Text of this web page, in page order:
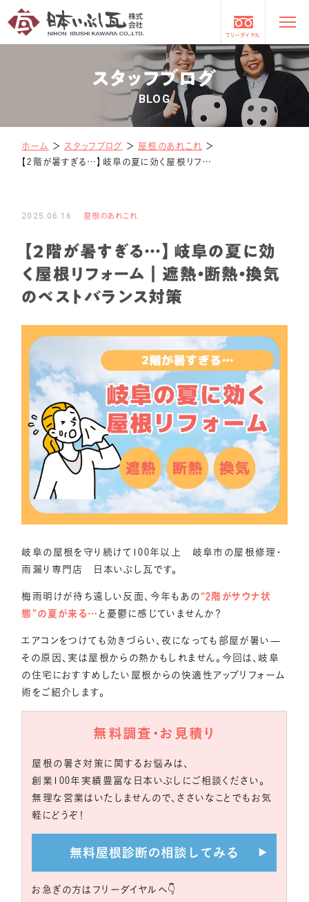
フリーダイヤル
スタッフブログ
BLOG
ホーム ＞ スタッフブログ ＞ 屋根のあれこれ
＞
【2階が暑すぎる…】岐阜の夏に効く屋根リフォーム｜遮熱・断熱・換気のベストバランス対策
2025.06.16 屋根のあれこれ
【2階が暑すぎる…】岐阜の夏に効
く屋根リフォーム｜遮熱・断熱・換気
のベストバランス対策
岐阜の屋根を守り続けて100年以上 岐阜市の屋根修理・
雨漏り専門店 日本いぶし瓦です。
梅雨明けが待ち遠しい反面、今年もあの“2階がサウナ状
態”の夏が来る… と憂鬱に感じていませんか？
エアコンをつけても効きづらい、夜になっても部屋が暑い—
その原因、実は屋根からの熱かもしれません。今回は、岐阜
の住宅におすすめしたい屋根からの快適性アップリフォーム
術をご紹介します。
無料調査・お見積り
屋根の暑さ対策に関するお悩みは、
創業100年実績豊富な日本いぶしにご相談ください。
無理な営業はいたしませんので、ささいなことでもお気
軽にどうぞ！
お急ぎの方はフリーダイヤルへ👇